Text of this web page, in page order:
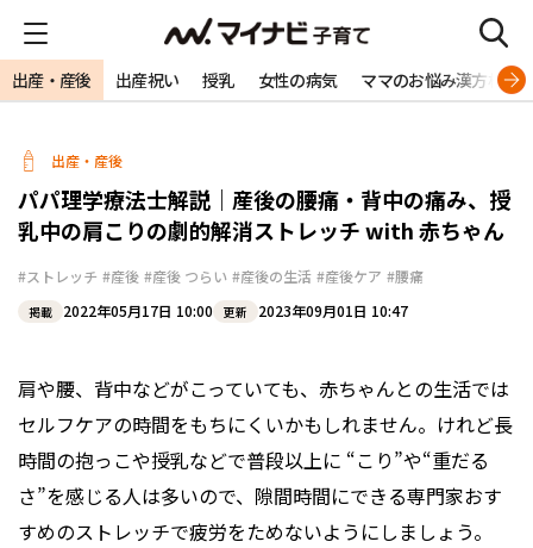
出産・産後 出産祝い 授乳 女性の病気 ママのお悩み漢方相談
出産・産後
パパ理学療法士解説｜産後の腰痛・背中の痛み、授
乳中の肩こりの劇的解消ストレッチ with 赤ちゃん
#ストレッチ #産後 #産後 つらい #産後の生活 #産後ケア #腰痛
掲載 2022年05月17日 10:00 更新 2023年09月01日 10:47
肩や腰、背中などがこっていても、赤ちゃんとの生活では
セルフケアの時間をもちにくいかもしれません。けれど長
時間の抱っこや授乳などで普段以上に “こり”や“重だる
さ”を感じる人は多いので、隙間時間にできる専門家おす
すめのストレッチで疲労をためないようにしましょう。